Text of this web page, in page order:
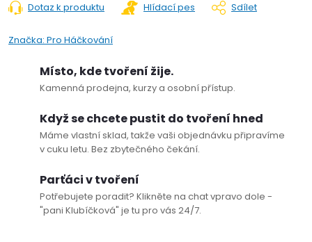
Dotaz k produktu Hlídací pes Sdílet
Značka: Pro Háčkování
Místo, kde tvoření žije.
Kamenná prodejna, kurzy a osobní přístup.
Když se chcete pustit do tvoření hned
Máme vlastní sklad, takže vaši objednávku připravíme
v cuku letu. Bez zbytečného čekání.
Parťáci v tvoření
Potřebujete poradit? Klikněte na chat vpravo dole -
"pani Klubíčková" je tu pro vás 24/7.